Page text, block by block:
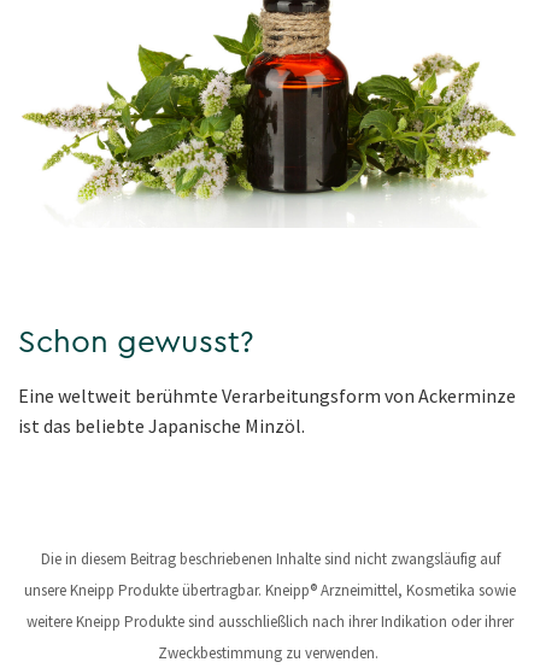
Schon gewusst?
Eine weltweit berühmte Verarbeitungsform von Ackerminze
ist das beliebte Japanische Minzöl.
Die in diesem Beitrag beschriebenen Inhalte sind nicht zwangsläufig auf
unsere Kneipp Produkte übertragbar. Kneipp® Arzneimittel, Kosmetika sowie
weitere Kneipp Produkte sind ausschließlich nach ihrer Indikation oder ihrer
Zweckbestimmung zu verwenden.